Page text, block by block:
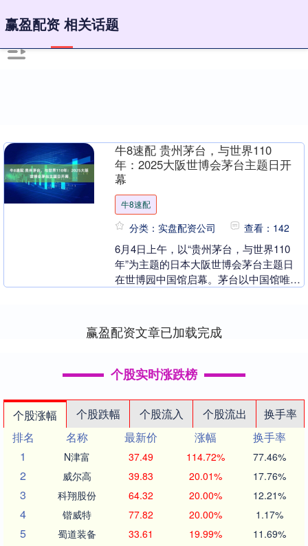
赢盈配资 相关话题
牛8速配 贵州茅台，与世界110
年：2025大阪世博会茅台主题日开
幕
牛8速配
分类：实盘配资公司 查看：142
6月4日上午，以“贵州茅台，与世界110
年”为主题的日本大阪世博会茅台主题日
在世博园中国馆启幕。茅台以中国馆唯一
赢盈配资文章已加载完成
个股实时涨跌榜
个股涨幅 个股跌幅 个股流入 个股流出
换手率
排名
名称 最新价 涨幅
换手率
1
N津富 37.49 114.72% 77.46%
2 威尔高 39.83 20.01% 17.76%
3 科翔股份 64.32 20.00% 12.21%
4 锴威特 77.82 20.00% 1.17%
5 蜀道装备 33.61 19.99% 11.69%